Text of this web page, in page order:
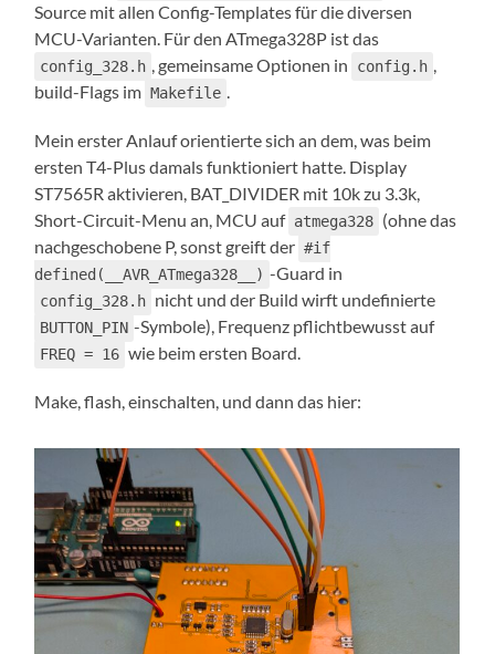
Source mit allen Config-Templates für die diversen
MCU-Varianten. Für den ATmega328P ist das
config_328.h , gemeinsame Optionen in config.h ,
build-Flags im Makefile .
Mein erster Anlauf orientierte sich an dem, was beim
ersten T4-Plus damals funktioniert hatte. Display
ST7565R aktivieren, BAT_DIVIDER mit 10k zu 3.3k,
Short-Circuit-Menu an, MCU auf atmega328 (ohne das
nachgeschobene P, sonst greift der #if
defined(__AVR_ATmega328__) -Guard in
config_328.h nicht und der Build wirft undefinierte
BUTTON_PIN -Symbole), Frequenz pflichtbewusst auf
FREQ = 16 wie beim ersten Board.
Make, flash, einschalten, und dann das hier: